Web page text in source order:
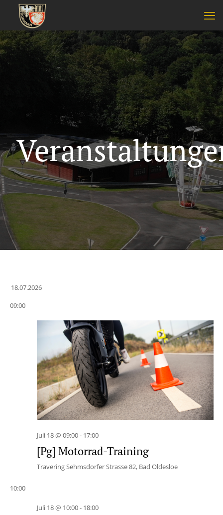
18.07.2026
wählen.
09:00
Juli 18 @ 09:00- 17:00
[Pg] Motorrad-Training
TraveringSehmsdorfer Strasse 82, Bad Oldesloe
10:00
Juli 18 @ 10:00- 18:00